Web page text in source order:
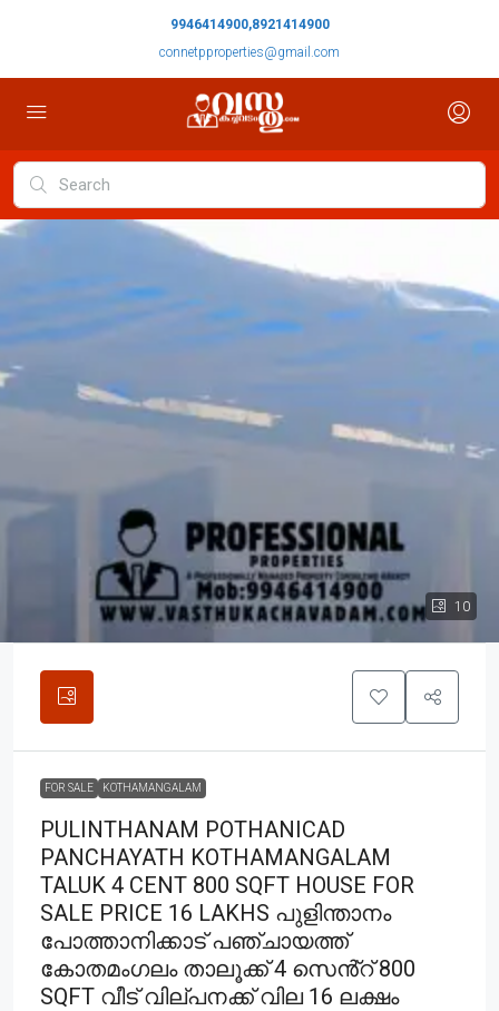
9946414900,8921414900
connetpproperties@gmail.com
10
FOR SALE KOTHAMANGALAM
PULINTHANAM POTHANICAD
PANCHAYATH KOTHAMANGALAM
TALUK 4 CENT 800 SQFT HOUSE FOR
SALE PRICE 16 LAKHS പുളിന്താനം
പോത്താനിക്കാട് പഞ്ചായത്ത്
കോതമംഗലം താലൂക്ക് 4 സെൻ്റ് 800
SQFT വീട് വില്പനക്ക് വില 16 ലക്ഷം